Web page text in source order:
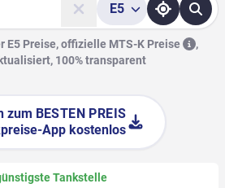
E5
E5 Preise, offizielle MTS-K Preise
,
100% transparent
zum BESTEN PREIS
App kostenlos
Tankstelle